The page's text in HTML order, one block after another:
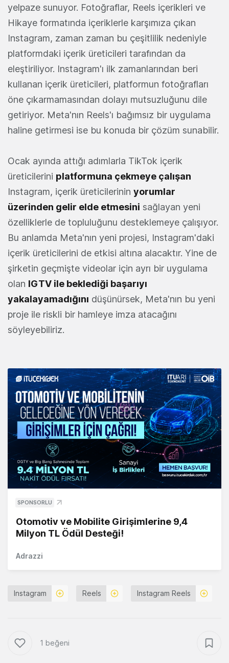
yelpaze sunuyor. Fotoğraflar, Reels içerikleri ve
Hikaye formatında içeriklerle karşımıza çıkan
Instagram, zaman zaman bu çeşitlilik nedeniyle
platformdaki içerik üreticileri tarafından da
eleştiriliyor. Instagram'ı ilk zamanlarından beri
kullanan içerik üreticileri, platformun fotoğrafları
öne çıkarmamasından dolayı mutsuzluğunu dile
getiriyor. Meta'nın Reels'ı bağımsız bir uygulama
haline getirmesi ise bu konuda bir çözüm sunabilir.
Ocak ayında attığı adımlarla TikTok içerik
üreticilerini platformuna çekmeye çalışan
Instagram, içerik üreticilerinin yorumlar
üzerinden gelir elde etmesini sağlayan yeni
özelliklerle de topluluğunu desteklemeye çalışıyor.
Bu anlamda Meta'nın yeni projesi, Instagram'daki
içerik üreticilerini de etkisi altına alacaktır. Yine de
şirketin geçmişte videolar için ayrı bir uygulama
olan IGTV ile beklediği başarıyı
yakalayamadığını düşünürsek, Meta'nın bu yeni
proje ile riskli bir hamleye imza atacağını
söyleyebiliriz.
SPONSORLU
Otomotiv ve Mobilite Girişimlerine 9,4
Milyon TL Ödül Desteği!
Adrazzi
Instagram Reels Instagram Reels
1 beğeni